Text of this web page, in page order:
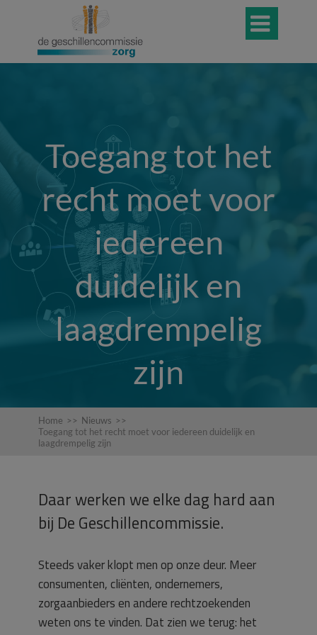

Toegang tot het
recht moet voor
iedereen
duidelijk en
laagdrempelig
zijn
Home >> Nieuws >>
Toegang tot het recht moet voor iedereen duidelijk en
laagdrempelig zijn
Daar werken we elke dag hard aan
bij De Geschillencommissie.
Steeds vaker klopt men op onze deur. Meer
consumenten, cliënten, ondernemers,
zorgaanbieders en andere rechtzoekenden
weten ons te vinden. Dat zien we terug: het